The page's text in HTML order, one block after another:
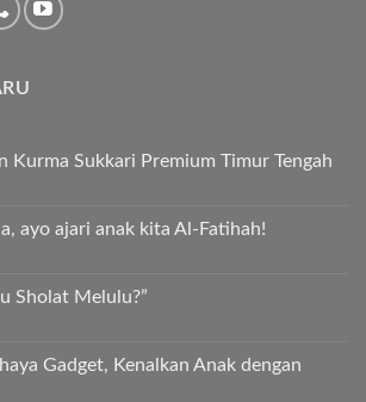
Kurma Sukkari Premium Timur Tengah
ayo ajari anak kita Al-Fatihah!
Sholat Melulu?”
Gadget, Kenalkan Anak dengan